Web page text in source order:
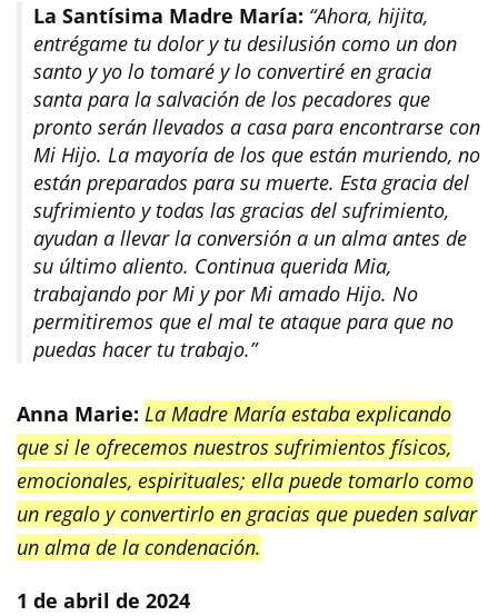
La Santísima Madre María: “Ahora, hijita,
entrégame tu dolor y tu desilusión como un don
santo y yo lo tomaré y lo convertiré en gracia
santa para la salvación de los pecadores que
pronto serán llevados a casa para encontrarse con
Mi Hijo. La mayoría de los que están muriendo, no
están preparados para su muerte. Esta gracia del
sufrimiento y todas las gracias del sufrimiento,
ayudan a llevar la conversión a un alma antes de
su último aliento. Continua querida Mia,
trabajando por Mi y por Mi amado Hijo. No
permitiremos que el mal te ataque para que no
puedas hacer tu trabajo.”
Anna Marie: La Madre María estaba explicando
que si le ofrecemos nuestros sufrimientos físicos,
emocionales, espirituales; ella puede tomarlo como
un regalo y convertirlo en gracias que pueden salvar
un alma de la condenación.
1 de abril de 2024